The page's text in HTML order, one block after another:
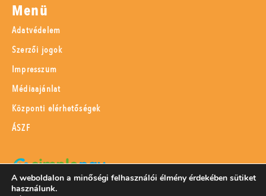
Menü
Adatvédelem
Szerzői jogok
Impresszum
Médiaajánlat
Központi elérhetőségek
ÁSZF
SimplePay adattovábbítási nyilatkozat
A weboldalon a minőségi felhasználói élmény érdekében sütiket
használunk.